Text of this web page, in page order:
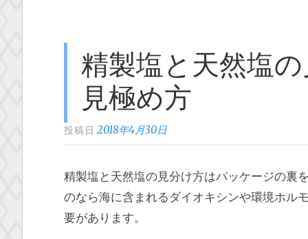
精製塩と天然塩
見極め方
投稿日2018年4月30日
精製塩と天然塩の見分け方はパッケージの裏
のなら海に含まれるダイオキシンや環境ホル
要があります。